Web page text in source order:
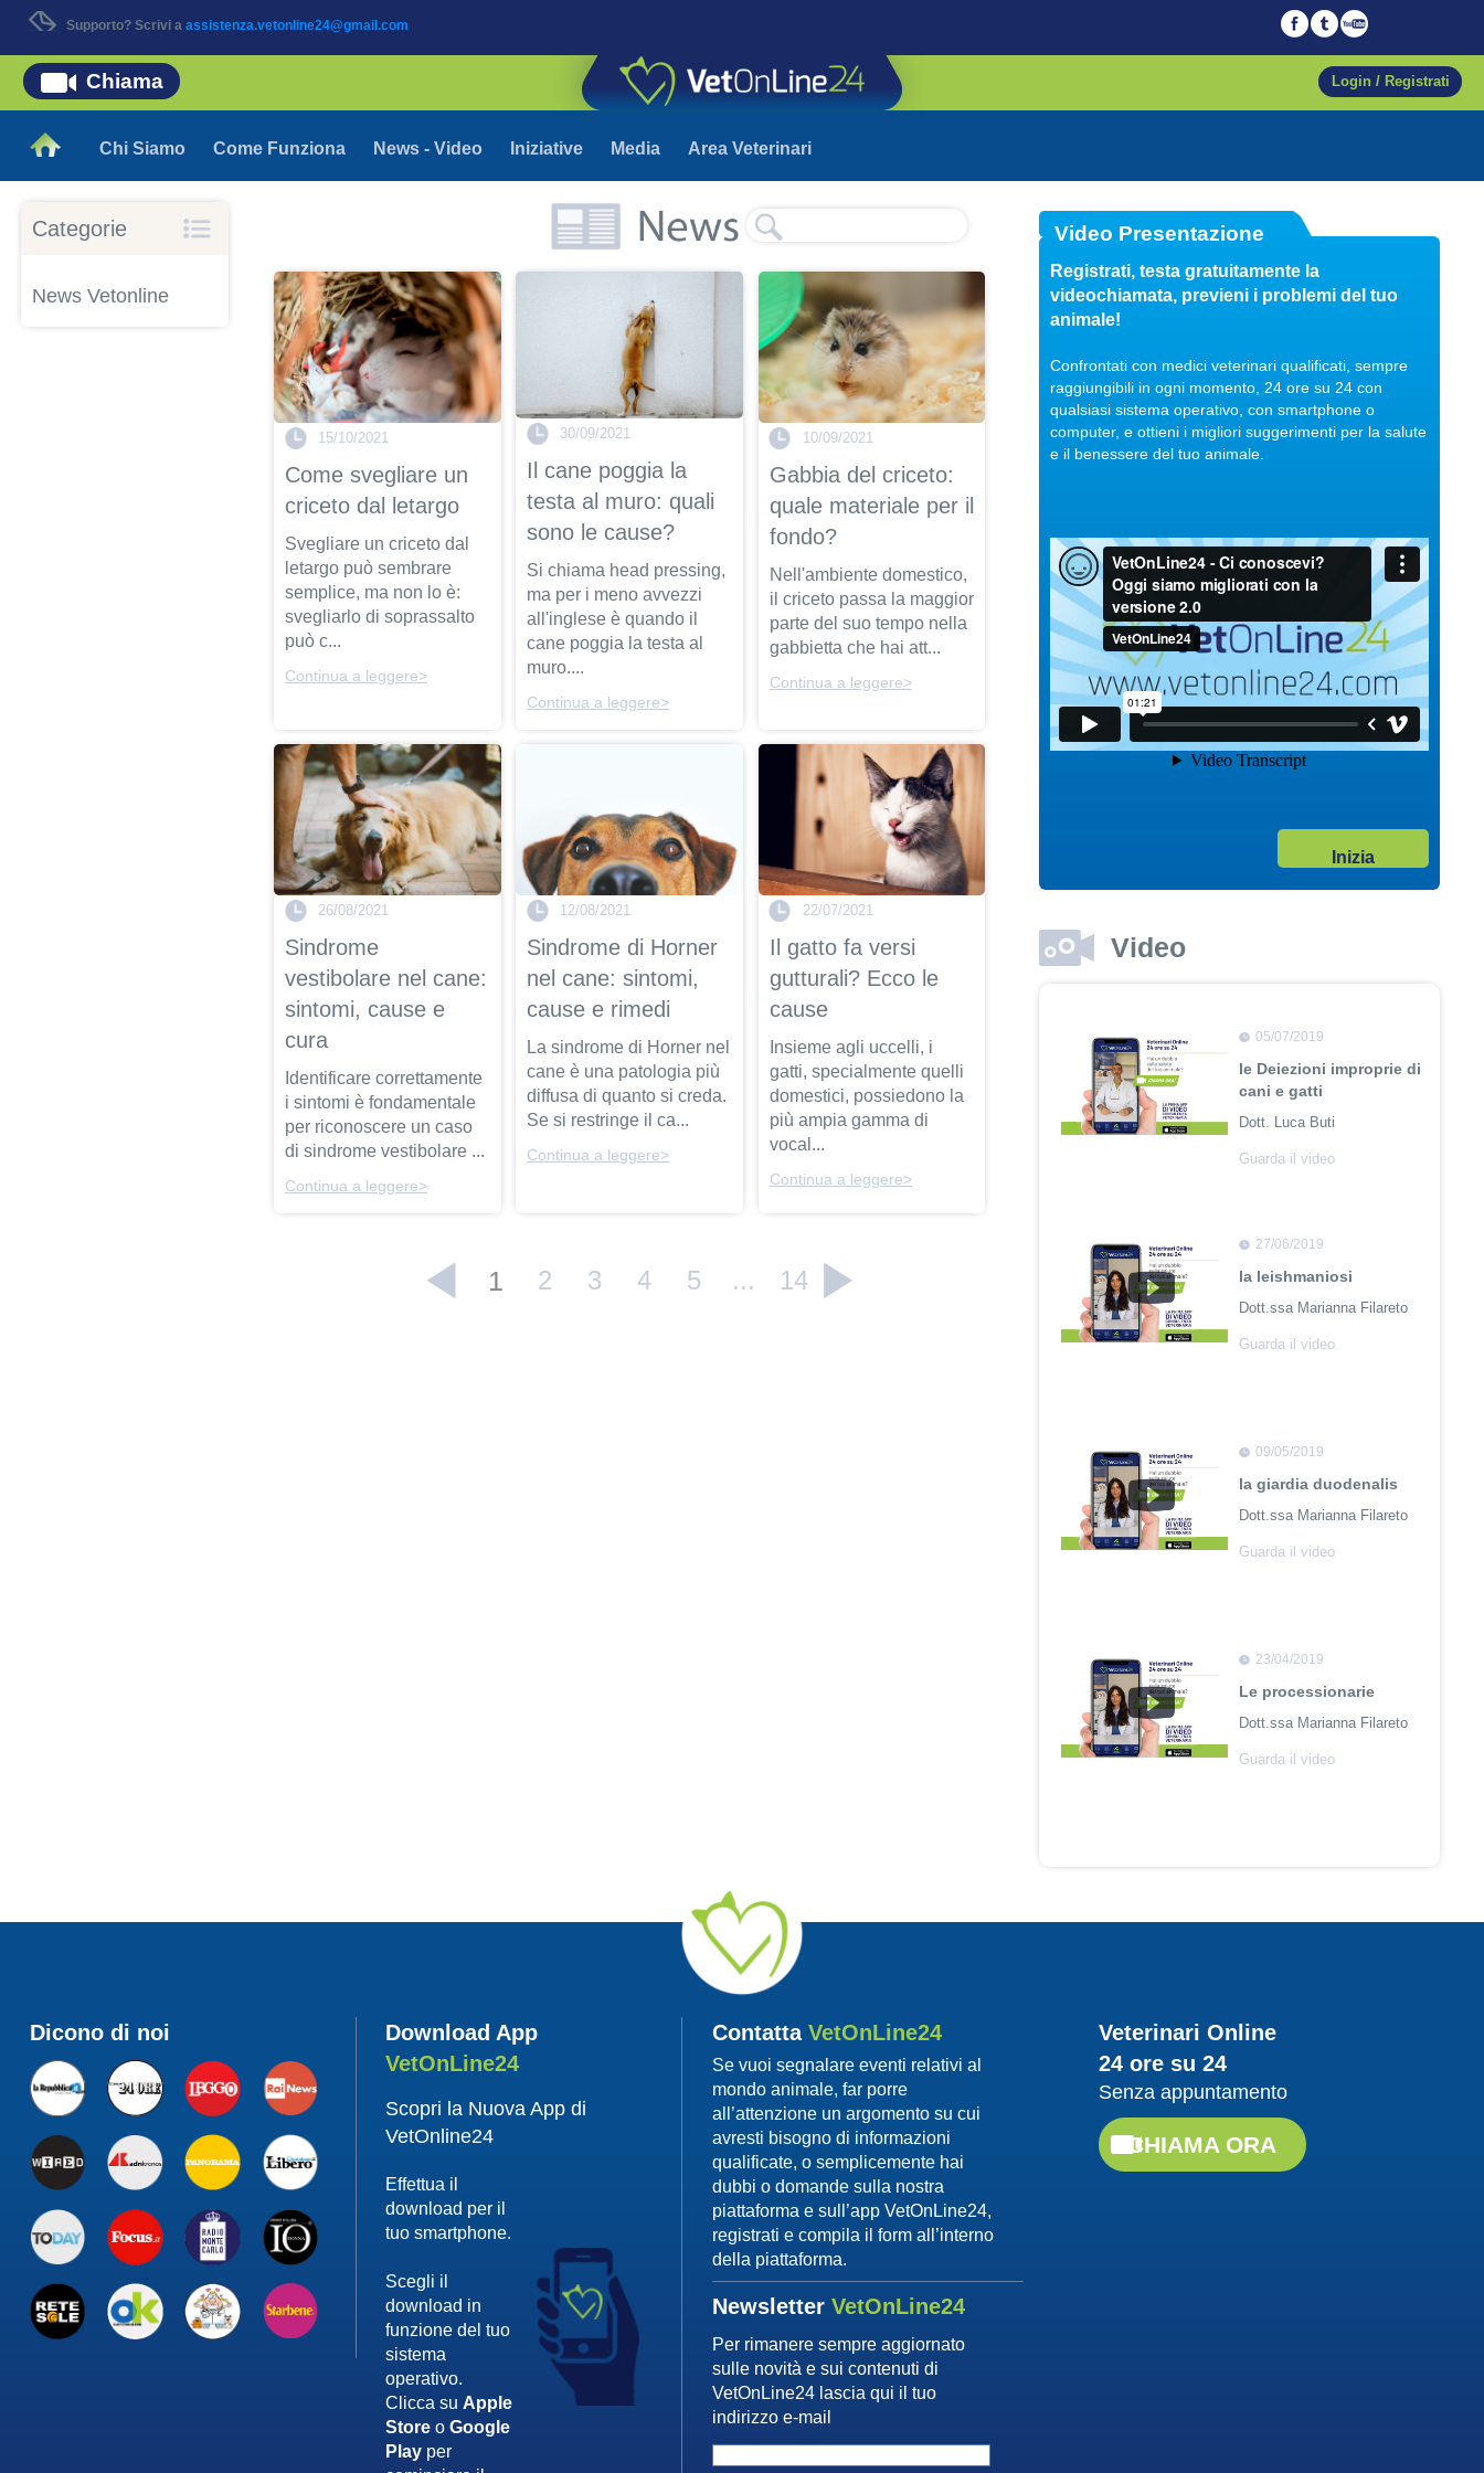
Supporto? Scrivi a assistenza.vetonline24@gmail.com
Chi Siamo Come Funziona News - Video Iniziative Media Area Veterinari
Login / Registrati
Chiama
Categorie
News Vetonline
15/10/2021
Come svegliare un
criceto dal letargo
Svegliare un criceto dal
letargo può sembrare
semplice, ma non lo è:
svegliarlo di soprassalto
può c...
Continua a leggere>
30/09/2021
Il cane poggia la
testa al muro: quali
sono le cause?
Si chiama head pressing,
ma per i meno avvezzi
all'inglese è quando il
cane poggia la testa al
muro....
Continua a leggere>
10/09/2021
Gabbia del criceto:
quale materiale per il
fondo?
Nell'ambiente domestico,
il criceto passa la maggior
parte del suo tempo nella
gabbietta che hai att...
Continua a leggere>
26/08/2021
Sindrome
vestibolare nel cane:
sintomi, cause e
cura
Identificare correttamente
i sintomi è fondamentale
per riconoscere un caso
di sindrome vestibolare ...
Continua a leggere>
12/08/2021
Sindrome di Horner
nel cane: sintomi,
cause e rimedi
La sindrome di Horner nel
cane è una patologia più
diffusa di quanto si creda.
Se si restringe il ca...
Continua a leggere>
22/07/2021
Il gatto fa versi
gutturali? Ecco le
cause
Insieme agli uccelli, i
gatti, specialmente quelli
domestici, possiedono la
più ampia gamma di
vocal...
Continua a leggere>
1 2 3 4 5 ... 14
Video Presentazione
Registrati, testa gratuitamente la
videochiamata, previeni i problemi del tuo
animale!
Confrontati con medici veterinari qualificati, sempre
raggiungibili in ogni momento, 24 ore su 24 con
qualsiasi sistema operativo, con smartphone o
computer, e ottieni i migliori suggerimenti per la salute
e il benessere del tuo animale.
Inizia
Video
Veterinario di fiducia
Dott. Maurizio Albano
Guarda il video
04/10/2017
Regalare un pet
04/10/2017
Garanzie post vendita
Dott. Maurizio Albano
Guarda il video
04/10/2017
Adozione
Dott. Maurizio Albano
05/07/2019
le Deiezioni improprie di
cani e gatti
Dott. Luca Buti
Guarda il video
27/06/2019
la leishmaniosi
Dott.ssa Marianna Filareto
Guarda il video
09/05/2019
la giardia duodenalis
Dott.ssa Marianna Filareto
Guarda il video
23/04/2019
Le processionarie
Dott.ssa Marianna Filareto
Guarda il video
Leishmaniosi
leishmaniosi
Dott. Felici Manuel
Dicono di noi
Download App
VetOnLine24
Scopri la Nuova App di
VetOnline24
Effettua il
download per il
tuo smartphone.
Scegli il
download in
funzione del tuo
sistema
operativo.
Clicca suApple
Store oGoogle
Play per
ContattaVetOnLine24
Se vuoi segnalare eventi relativi al
mondo animale, far porre
all’attenzione un argomento su cui
avresti bisogno di informazioni
qualificate, o semplicemente hai
dubbi o domande sulla nostra
piattaforma e sull’app VetOnLine24,
registrati e compila il form all’interno
della piattaforma.
NewsletterVetOnLine24
Per rimanere sempre aggiornato
sulle novità e sui contenuti di
VetOnLine24 lascia qui il tuo
indirizzo e-mail
Veterinari Online
24 ore su 24
Senza appuntamento
CHIAMA ORA